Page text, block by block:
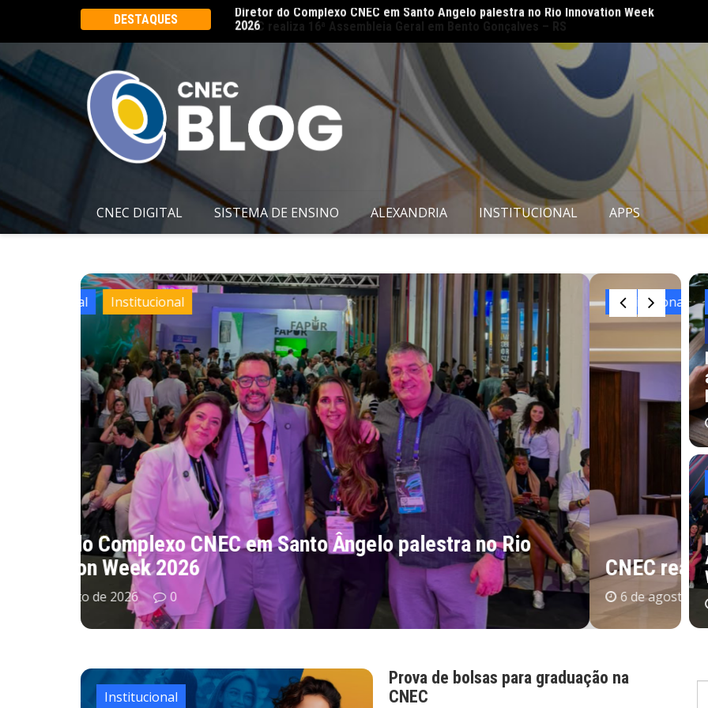
DESTAQUES
palestra no Rio Innovation Week CNEC realiza 16ª Assembleia Geral em Bento Gonçalves – RS
CNEC DIGITAL SISTEMA DE ENSINO ALEXANDRIA INSTITUCIONAL APPS
Institucional
CNEC realiza 16ª Assembleia Geral em Bento Gonçalves – RS
6 de agosto de 2026 0
Institucional
Prova de bolsas para graduação na
CNEC